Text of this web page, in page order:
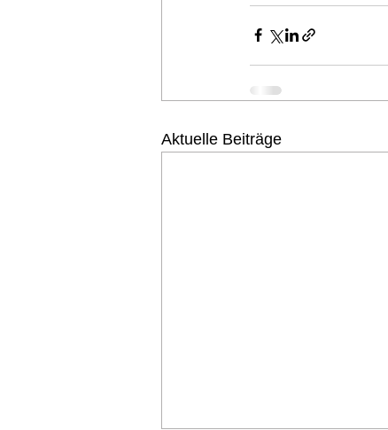
Aktuelle Beiträge